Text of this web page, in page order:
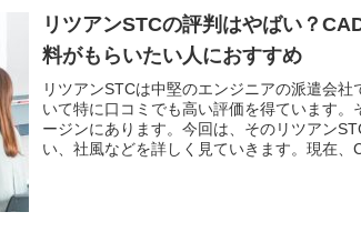
リツアンSTCの評判はやばい？
料がもらいたい人におすすめ
リツアンSTCは中堅のエンジニアの派遣会社
いて特に口コミでも高い評価を得ています。
ージンにあります。今回は、そのリツアン
い、社風などを詳しく見ていきます。現在、